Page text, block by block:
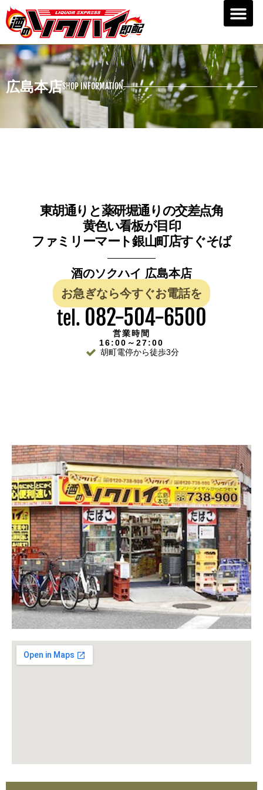
広島本店SHOP INFORMATION
東胡通りと薬研堀通りの交差点角
黄色い看板が目印
ファミリーマート銀山町店すぐそば
酒のソクハイ 広島本店
お急ぎなら今すぐお電話を
tel. 082-504-6500
営業時間
16:00～27:00
胡町電停から徒歩3分